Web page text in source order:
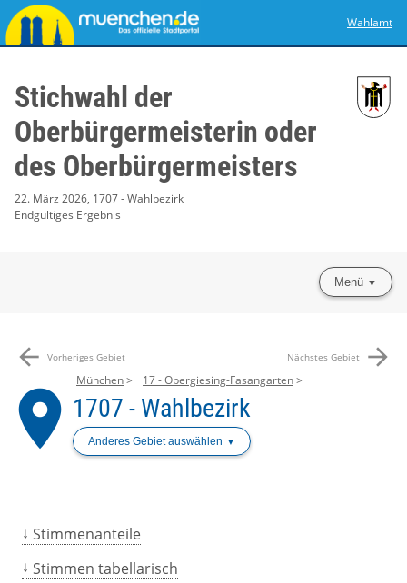
Wahlamt
Stichwahl der
Oberbürgermeisterin oder
des Oberbürgermeisters
22. März 2026, 1707 - Wahlbezirk
Endgültiges Ergebnis
Menü
arrow_back Vorheriges Gebiet Nächstes Gebiet arrow_forward
place
München 17 - Obergiesing-Fasangarten
1707 - Wahlbezirk
Anderes Gebiet auswählen
Stimmenanteile
Stimmen tabellarisch